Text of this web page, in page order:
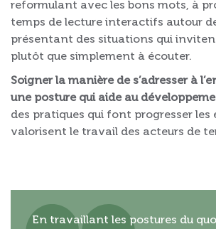
reformulant avec les bons mots, à
temps de lecture interactifs autour
présentant des situations qui
plutôt que simplement à écouter.
Soigner la manière de s’adresser à
une posture qui aide au
des pratiques qui font progresser
valorisent le travail des acteurs de
En travaillant les postures du